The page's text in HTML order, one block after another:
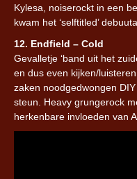
Kylesa, noiserockt in een
kwam het ‘selftitled’
12. Endfield – Cold
Gevalletje ‘band uit het
en dus even kijken/
zaken noodgedwongen
steun. Heavy grungerock
herkenbare invloeden van